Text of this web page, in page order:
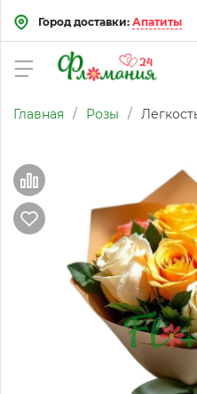
Город доставки: Апатиты
Главная / Розы /